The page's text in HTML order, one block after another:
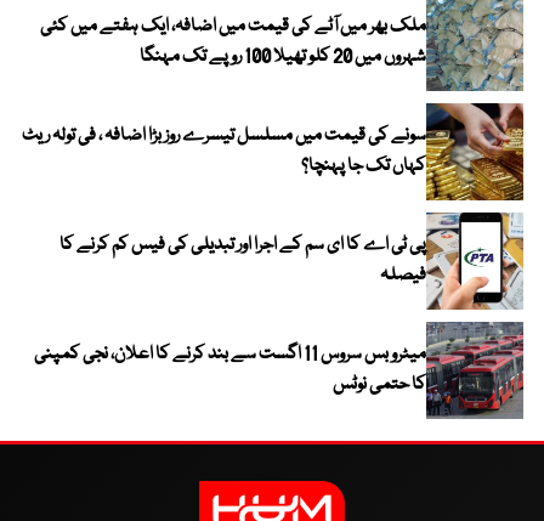
ملک بھر میں آٹے کی قیمت میں اضافہ، ایک ہفتے میں کئی
شہروں میں 20 کلو تھیلا 100 روپے تک مہنگا
سونے کی قیمت میں مسلسل تیسرے روز بڑا اضافہ ، فی تولہ ریٹ
کہاں تک جا پہنچا؟
پی ٹی اے کا ای سم کے اجرا اور تبدیلی کی فیس کم کرنے کا
فیصلہ
میٹرو بس سروس 11 اگست سے بند کرنے کا اعلان، نجی کمپنی
کا حتمی نوٹس